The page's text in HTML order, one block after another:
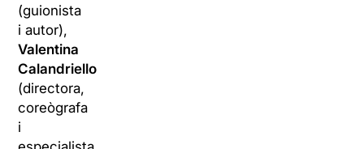
(guionista
i autor),
Valentina
Calandriello
(directora,
coreògrafa
i